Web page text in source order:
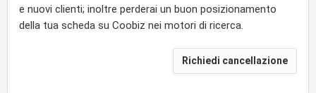
e nuovi clienti; inoltre perderai un buon posizionamento
della tua scheda su Coobiz nei motori di ricerca.